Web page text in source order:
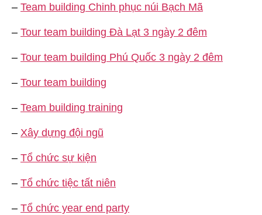
– Team building Chinh phục núi Bạch Mã
– Tour team building Đà Lạt 3 ngày 2 đêm
– Tour team building Phú Quốc 3 ngày 2 đêm
– Tour team building
– Team building training
– Xây dựng đội ngũ
– Tổ chức sự kiện
– Tổ chức tiệc tất niên
– Tổ chức year end party